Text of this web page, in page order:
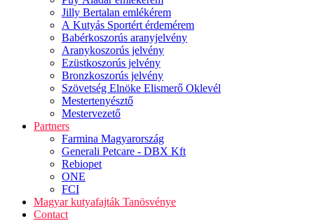
Jilly Bertalan emlékérem
A Kutyás Sportért érdemérem
Babérkoszorús aranyjelvény
Aranykoszorús jelvény
Ezüstkoszorús jelvény
Bronzkoszorús jelvény
Szövetség Elnöke Elismerő Oklevél
Mestertenyésztő
Mestervezető
Partners
Farmina Magyarország
Generali Petcare - DBX Kft
Rebiopet
ONE
FCI
Magyar kutyafajták Tanösvénye
Contact